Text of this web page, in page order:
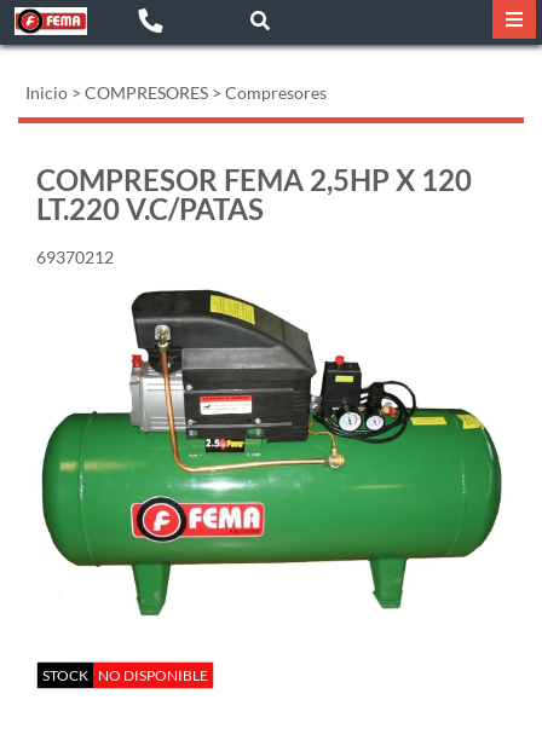
Inicio > COMPRESORES > Compresores
COMPRESOR FEMA 2,5HP X 120
LT.220 V.C/PATAS
69370212
STOCK NO DISPONIBLE